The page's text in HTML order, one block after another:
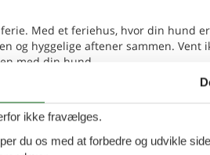
Med et feriehus, hvor din hund er
og hyggelige aftener sammen. Vent
med din hund.
central
ikke fravælges.
du os med at forbedre og udvikle